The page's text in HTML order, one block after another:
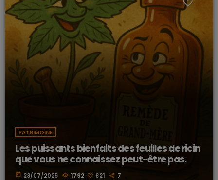
PATRIMOINE
Les puissants bienfaits des feuilles de ricin
que vous ne connaissez peut-être pas.
today 23/07/2025 1792 821 7